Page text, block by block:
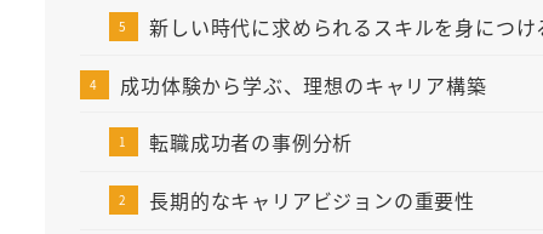
新しい時代に求められるスキルを身につけ
成功体験から学ぶ、理想のキャリア構築
転職成功者の事例分析
長期的なキャリアビジョンの重要性